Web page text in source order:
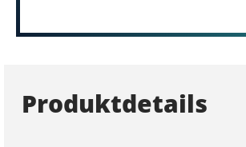
Produktdetails